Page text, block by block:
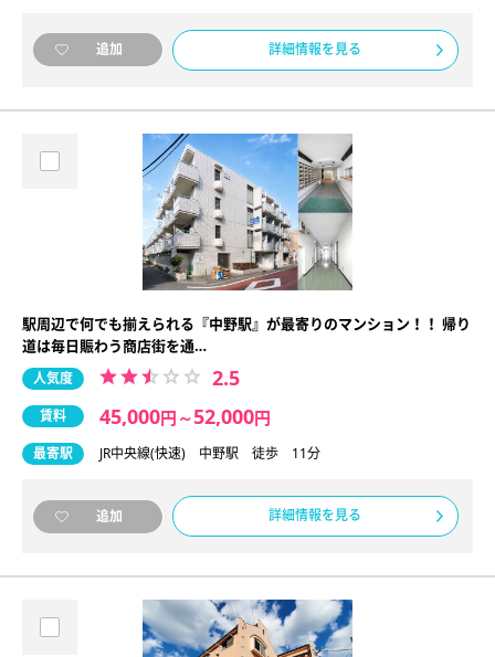
追加 詳細情報を見る
駅周辺で何でも揃えられる『中野駅』が最寄りのマンション！！ 帰り
道は毎日賑わう商店街を通…
人気度 2.5
賃料 45,000円 ～52,000円
最寄駅 JR中央線(快速) 中野駅 徒歩 11分
追加 詳細情報を見る